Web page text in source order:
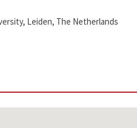
Leiden, The Netherlands